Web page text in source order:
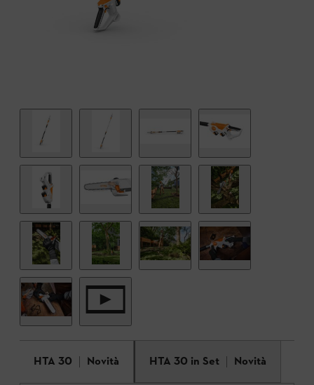
HTA 30 Novità HTA 30 in Set Novità